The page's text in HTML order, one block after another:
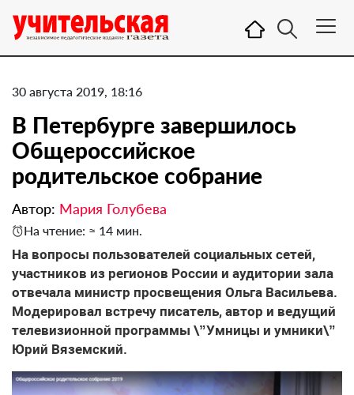
30 августа 2019, 18:16
В Петербурге завершилось
Общероссийское
родительское собрание
Автор: Мария Голубева
На чтение: ≈ 14 мин.
На вопросы пользователей социальных сетей,
участников из регионов России и аудитории зала
отвечала министр просвещения Ольга Васильева.
Модерировал встречу писатель, автор и ведущий
телевизионной программы \”Умницы и умники\”
Юрий Вяземский.